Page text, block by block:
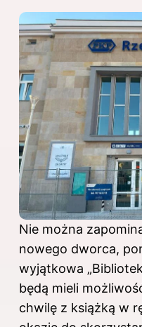
Nie można
nowego dworca,
wyjątkowa
będą mieli
chwilę z książką w